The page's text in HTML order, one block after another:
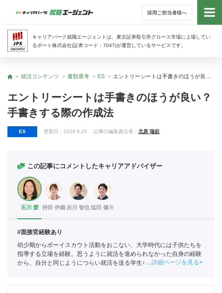
採用ご担当者様へ
キャリアパーク就職エージェントは、東京証券取引所グロース市場に上場してい
るポート株式会社(証券コード：7047)が運営しているサービスです。
トッ
トップ
就活コンテンツ 書類選考 ES
エントリーシートは手書きのほうが良い？
手書きする際の作成法
ES 更新日： 2026.6.24 記事の編集責任者： 北原 瑞起
この記事にコメントしたキャリアアドバイザー
石川 愛 持田 伊織吉川 智也塩田 健斗
#面接官経験あり
幼少期からボーイスカウト活動をおこない、大学時代には子供たちを
指導する立場を経験。思うように就活を進められなかった自身の経験
から、自分と同じようにつらい就活を送る学生を1人でも少なくした
詳細ページを見る